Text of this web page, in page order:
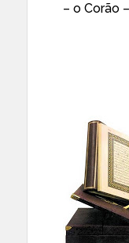
– o Corão